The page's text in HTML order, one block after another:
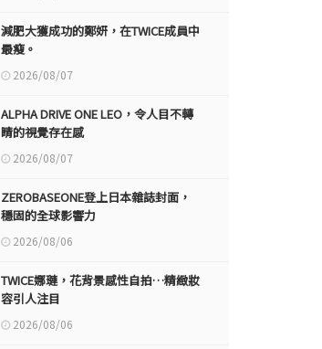
減肥大獲成功的鄭妍，在TWICE成員中
最瘦。
2026/08/07
ALPHA DRIVE ONE LEO，令人目不轉
睛的視覺存在感
2026/08/07
ZEROBASEONE登上日本雜誌封面，
穩固的全球影響力
2026/08/06
TWICE娜璉，花背景感性自拍…精緻妝
容引人注目
2026/08/06